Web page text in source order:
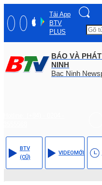
Tải App
BTV
PLUS
BÁO VÀ
NINH
Bac Ninh
BTV
(CŨ)
VIDEOMỚI